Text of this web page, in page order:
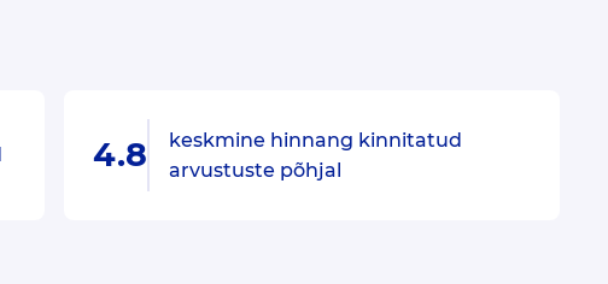
4.8
keskmine hinnang kinnitatud
arvustuste põhjal